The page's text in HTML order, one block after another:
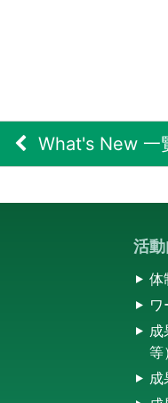
What's New 一
活
体
成
等）
成